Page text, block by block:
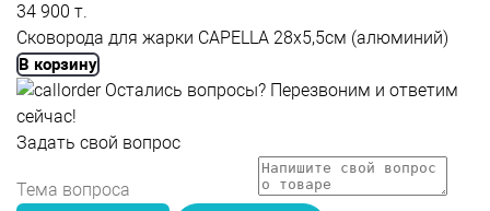
34 900 т.
Сковорода для жарки CAPELLA 28x5,5см (алюминий)
В корзину
Остались вопросы? Перезвоним и ответим
сейчас!
Задать свой вопрос